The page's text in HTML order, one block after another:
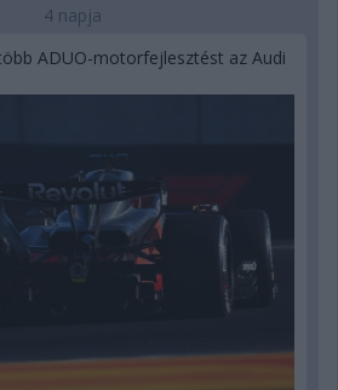
4 napja
ADUO-motorfejlesztést az Audi